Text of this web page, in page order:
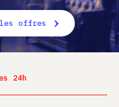
les offres
24h